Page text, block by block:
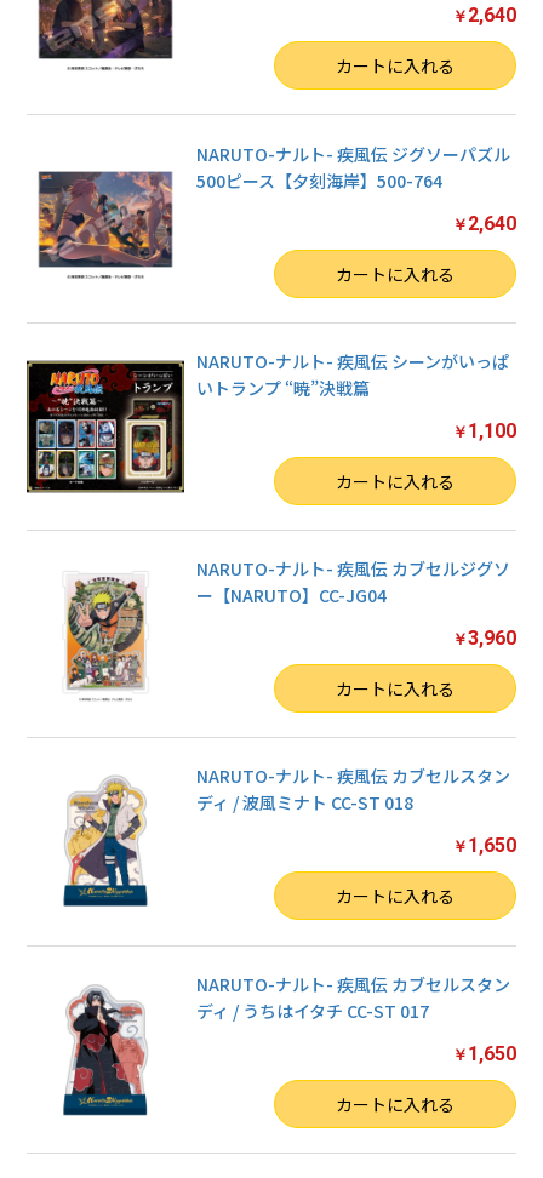
￥ 2,640
カートに入れる
NARUTO-ナルト- 疾風伝 ジグソーパズル
500ピース【夕刻海岸】500-764
￥ 2,640
カートに入れる
NARUTO-ナルト- 疾風伝 シーンがいっぱ
いトランプ “暁”決戦篇
￥ 1,100
カートに入れる
NARUTO-ナルト- 疾風伝 カブセルジグソ
ー【NARUTO】CC-JG04
￥3,960
カートに入れる
NARUTO-ナルト- 疾風伝 カブセルスタン
ディ / 波風ミナト CC-ST 018
￥ 1,650
カートに入れる
NARUTO-ナルト- 疾風伝 カブセルスタン
ディ / うちはイタチ CC-ST 017
￥ 1,650
カートに入れる
お買い物を続ける
カートへ進む